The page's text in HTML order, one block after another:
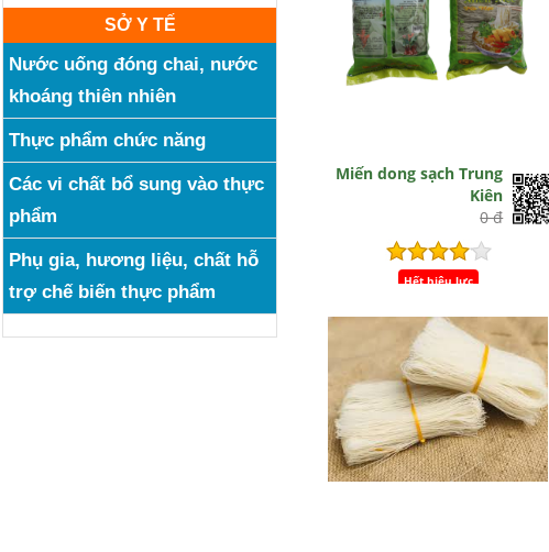
SỞ Y TẾ
Nước uống đóng chai, nước
khoáng thiên nhiên
Thực phẩm chức năng
Các vi chất bổ sung vào thực
phẩm
Phụ gia, hương liệu, chất hỗ
trợ chế biến thực phẩm
Miến dong sạch Trung
Kiên
0 đ
Hết hiệu lực